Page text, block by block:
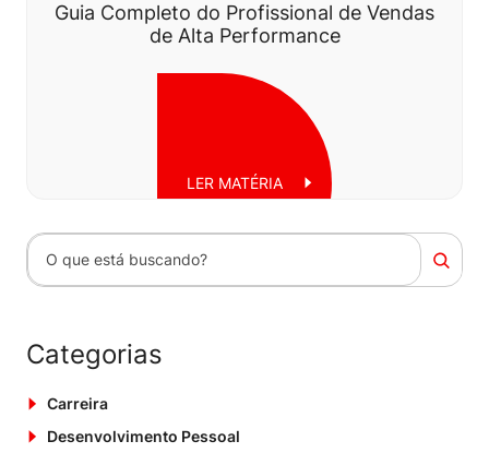
Guia Completo do Profissional de Vendas
de Alta Performance
LER MATÉRIA
Pesquisar
Categorias
Carreira
Desenvolvimento Pessoal